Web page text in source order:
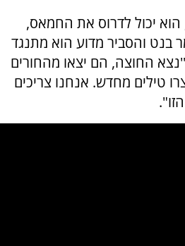
הוא יכול לדרוס את החמאס,
והסביר מדוע הוא מתנגד
החוצה, הם יצאו מהחורים
טילים מחדש. אנחנו צריכים